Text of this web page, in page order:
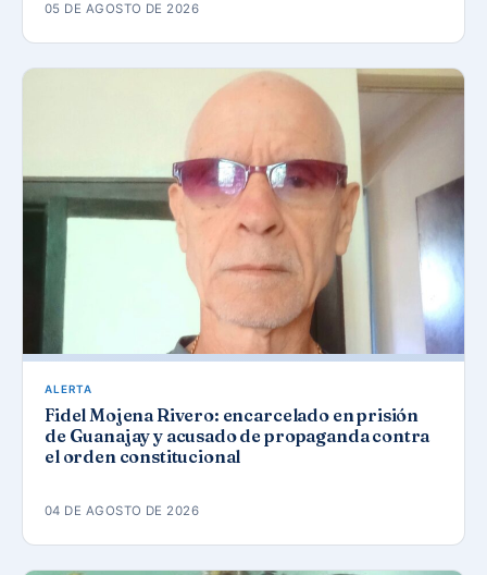
05 DE AGOSTO DE 2026
ALERTA
Fidel Mojena Rivero: encarcelado en prisión
de Guanajay y acusado de propaganda contra
el orden constitucional
04 DE AGOSTO DE 2026